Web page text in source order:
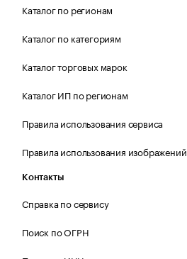
Каталог по регионам
Каталог по категориям
Каталог торговых марок
Каталог ИП по регионам
Правила использования сервиса
Правила использования изображений
Контакты
Справка по сервису
Поиск по ОГРН